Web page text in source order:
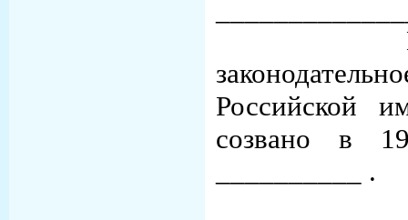
В)
Российской
созвано в
__________ .